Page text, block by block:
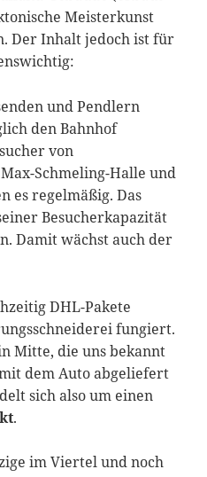
Meisterkunst
Der Inhalt jedoch ist für
und Pendlern
den Bahnhof
von
Schmeling-Halle und
es regelmäßig. Das
Besucherkapazität
Damit wächst auch der
DHL-Pakete
fungiert.
Mitte, die uns bekannt
dem Auto abgeliefert
sich also um einen
.
im Viertel und noch